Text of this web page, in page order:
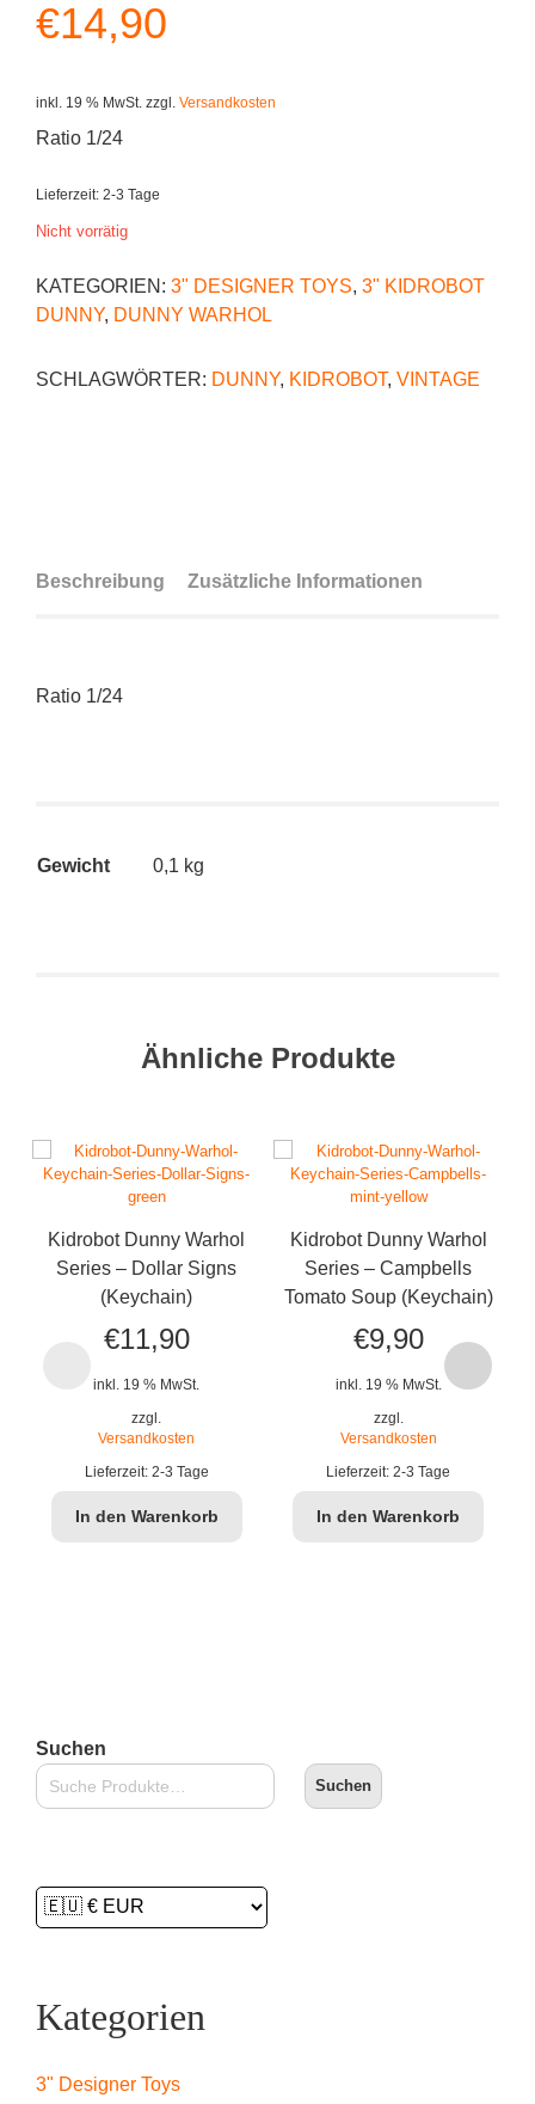
€14,90
inkl. 19 % MwSt. zzgl. Versandkosten
Ratio 1/24
Lieferzeit: 2-3 Tage
Nicht vorrätig
KATEGORIEN: 3" DESIGNER TOYS, 3" KIDROBOT
DUNNY, DUNNY WARHOL
SCHLAGWÖRTER: DUNNY, KIDROBOT, VINTAGE
Beschreibung Zusätzliche Informationen
Ratio 1/24
Gewicht 0,1 kg
Ähnliche Produkte
Kidrobot Dunny Warhol
Series – Dollar Signs
(Keychain)
€11,90
inkl. 19 % MwSt.
zzgl.
Versandkosten
Lieferzeit: 2-3 Tage
In den Warenkorb
Kidrobot Dunny Warhol
Series – Campbells
Tomato Soup (Keychain)
€9,90
inkl. 19 % MwSt.
zzgl.
Versandkosten
Lieferzeit:2-3 Tage
In den Warenkorb
Suchen
Suchen
Kategorien
3" Designer Toys